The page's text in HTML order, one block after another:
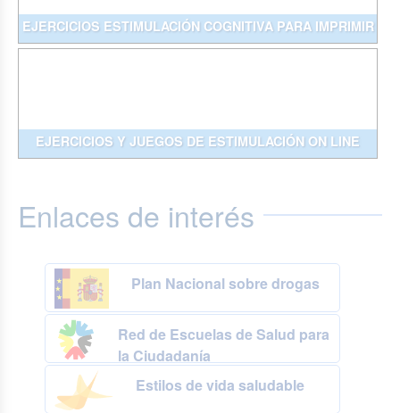
EJERCICIOS ESTIMULACIÓN COGNITIVA PARA IMPRIMIR
EJERCICIOS Y JUEGOS DE ESTIMULACIÓN ON LINE
Enlaces de interés
Plan Nacional sobre drogas
Red de Escuelas de Salud para
la Ciudadanía
Estilos de vida saludable